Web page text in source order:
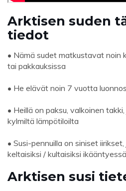
Arktisen suden
tiedot
• Nämä sudet matkustavat noin
tai pakkauksissa
• He elävät noin 7 vuotta
• Heillä on paksu, valkoinen
kylmiltä lämpötiloilta
• Susi-pennuilla on siniset
keltaisiksi / kultaisiksi
Arktisen susi